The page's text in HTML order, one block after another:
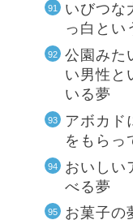
いびつな
っ白とい
公園みた
い男性と
いる夢
アボカド
をもらっ
おいしい
べる夢
お菓子の